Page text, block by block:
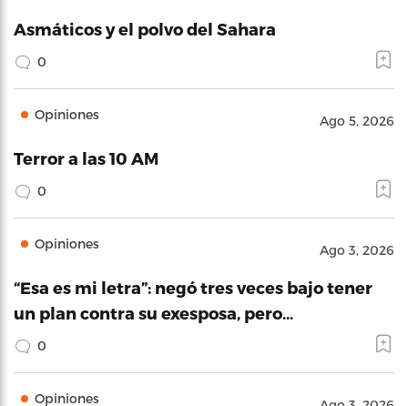
Asmáticos y el polvo del Sahara
0
Opiniones Ago 5, 2026
Terror a las 10 AM
0
Opiniones Ago 3, 2026
“Esa es mi letra”: negó tres veces bajo tener
un plan contra su exesposa, pero…
0
Opiniones